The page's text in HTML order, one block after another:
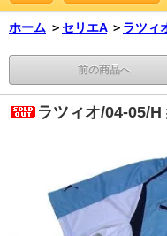
ホーム ＞セリエA ＞ ラツィ
前の商品へ
ラツィオ/04-05/H